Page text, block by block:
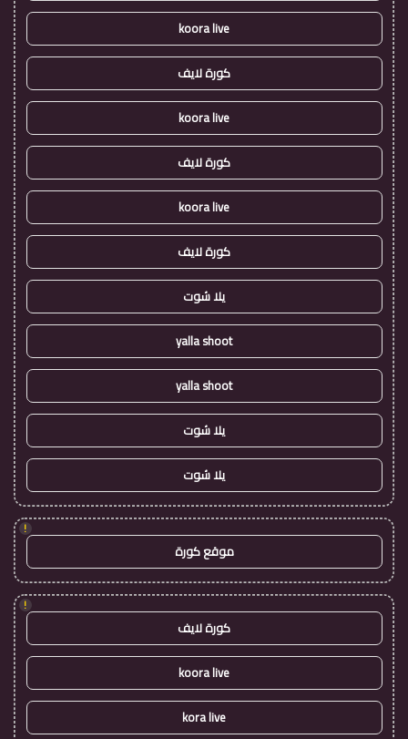
koora live
كورة لايف
koora live
كورة لايف
koora live
كورة لايف
يلا شوت
yalla shoot
yalla shoot
يلا شوت
يلا شوت
!
موقع كورة
!
كورة لايف
koora live
kora live